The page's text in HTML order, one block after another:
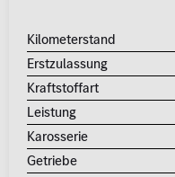
Kilometerstand
Erstzulassung
Kraftstoffart
Leistung
Karosserie
Getriebe